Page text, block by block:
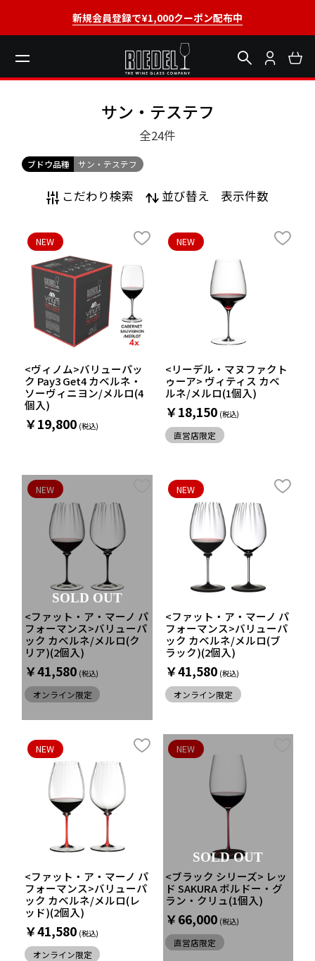
新規会員登録で¥1,000クーポン配布中
サン・テステフ
全24件
ブドウ品種 サン・テステフ
こだわり検索 並び替え 表示件数
<ヴィノム>バリューパッ
ク Pay3 Get4 カベルネ・
ソーヴィニヨン/メルロ(4
個入)
￥19,800
NEW
<リーデル・マヌファクト
ゥーア> ヴィティス カベ
ルネ/メルロ(1個入)
￥18,150
NEW
直営店限定
<ファット・ア・マーノ パ
フォーマンス>バリューパ
ック カベルネ/メルロ(ク
リア)(2個入)
￥41,580
NEW
オンライン限定
SOLD OUT
<ファット・ア・マーノ パ
フォーマンス>バリューパ
ック カベルネ/メルロ(ブ
ラック)(2個入)
￥41,580
NEW
オンライン限定
<ファット・ア・マーノ パ
フォーマンス>バリューパ
ック カベルネ/メルロ(レ
ッド)(2個入)
￥41,580
NEW
オンライン限定
<ブラック シリーズ> レッ
ド SAKURA ボルドー・グ
ラン・クリュ(1個入)
￥66,000
NEW
直営店限定
SOLD OUT